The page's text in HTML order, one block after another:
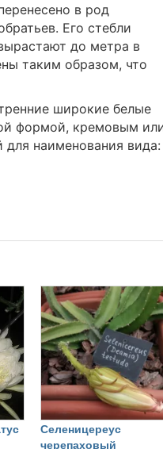
в род
Его стебли
до метра в
таким образом, что
широкие белые
формой, кремовым
наименования вида:
Селеницереус
черепаховый